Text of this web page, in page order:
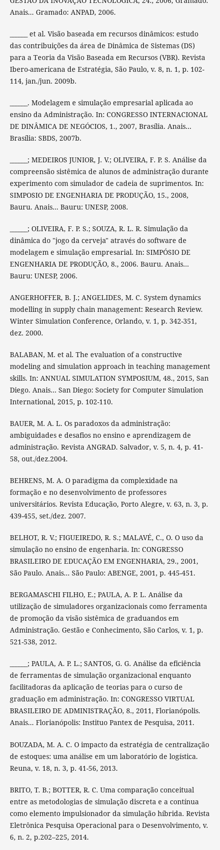
Anais... Gramado: ANPAD, 2006.
______ et al. Visão baseada em recursos dinâmicos: estudo
das contribuições da área de Dinâmica de Sistemas (DS)
para a Teoria da Visão Baseada em Recursos (VBR). Revista
Ibero-americana de Estratégia, São Paulo, v. 8, n. 1, p. 102-
114, jan./jun. 2009b.
______. Modelagem e simulação empresarial aplicada ao
ensino da Administração. In: CONGRESSO INTERNACIONAL
DE DINÂMICA DE NEGÓCIOS, 1., 2007, Brasília. Anais...
Brasília: SBDS, 2007b.
______; MEDEIROS JUNIOR, J. V.; OLIVEIRA, F. P. S. Análise da
compreensão sistêmica de alunos de administração durante
experimento com simulador de cadeia de suprimentos. In:
SIMPOSIO DE ENGENHARIA DE PRODUÇÃO, 15., 2008,
Bauru. Anais... Bauru: UNESP, 2008.
______; OLIVEIRA, F. P. S.; SOUZA, R. L. R. Simulação da
dinâmica do "jogo da cerveja" através do software de
modelagem e simulação empresarial. In: SIMPÓSIO DE
ENGENHARIA DE PRODUÇÃO, 8., 2006. Bauru. Anais...
Bauru: UNESP, 2006.
ANGERHOFFER, B. J.; ANGELIDES, M. C. System dynamics
modelling in supply chain management: Research Review.
Winter Simulation Conference, Orlando, v. 1, p. 342-351,
dez. 2000.
BALABAN, M. et al. The evaluation of a constructive
modeling and simulation approach in teaching management
skills. In: ANNUAL SIMULATION SYMPOSIUM, 48., 2015, San
Diego. Anais… San Diego: Society for Computer Simulation
International, 2015, p. 102-110.
BAUER, M. A. L. Os paradoxos da administração:
ambiguidades e desafios no ensino e aprendizagem de
administração. Revista ANGRAD. Salvador, v. 5, n. 4, p. 41-
58, out./dez.2004.
BEHRENS, M. A. O paradigma da complexidade na
formação e no desenvolvimento de professores
universitários. Revista Educação, Porto Alegre, v. 63, n. 3, p.
439-455, set./dez. 2007.
BELHOT, R. V.; FIGUEIREDO, R. S.; MALAVÉ, C., O. O uso da
simulação no ensino de engenharia. In: CONGRESSO
BRASILEIRO DE EDUCAÇÃO EM ENGENHARIA, 29., 2001,
São Paulo. Anais... São Paulo: ABENGE, 2001, p. 445-451.
BERGAMASCHI FILHO, E.; PAULA, A. P. L. Análise da
utilização de simuladores organizacionais como ferramenta
de promoção da visão sistêmica de graduandos em
Administração. Gestão e Conhecimento, São Carlos, v. 1, p.
521-538, 2012.
______; PAULA, A. P. L.; SANTOS, G. G. Análise da eficiência
de ferramentas de simulação organizacional enquanto
facilitadoras da aplicação de teorias para o curso de
graduação em administração. In: CONGRESSO VIRTUAL
BRASILEIRO DE ADMINISTRAÇÃO, 8., 2011, Florianópolis.
Anais... Florianópolis: Instituo Pantex de Pesquisa, 2011.
BOUZADA, M. A. C. O impacto da estratégia de centralização
de estoques: uma análise em um laboratório de logística.
Reuna, v. 18, n. 3, p. 41-56, 2013.
BRITO, T. B.; BOTTER, R. C. Uma comparação conceitual
entre as metodologias de simulação discreta e a contínua
como elemento impulsionador da simulação híbrida. Revista
Eletrônica Pesquisa Operacional para o Desenvolvimento, v.
6, n. 2, p.202–225, 2014.